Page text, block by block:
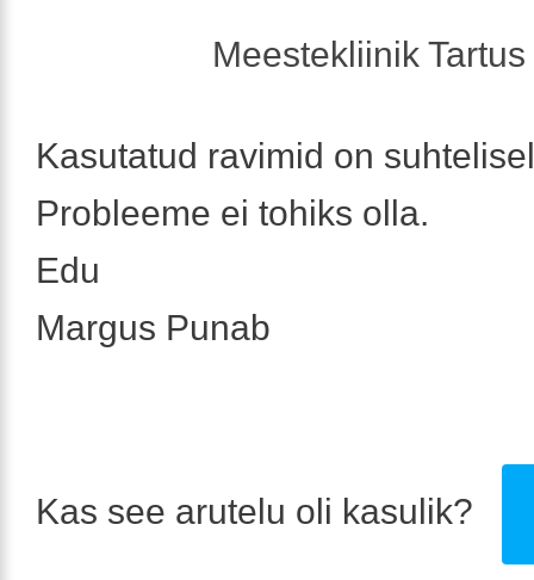
Meestekliinik
Kasutatud ravimid on
Probleeme ei tohiks olla.
Edu
Margus Punab
Kas see arutelu oli kasulik?